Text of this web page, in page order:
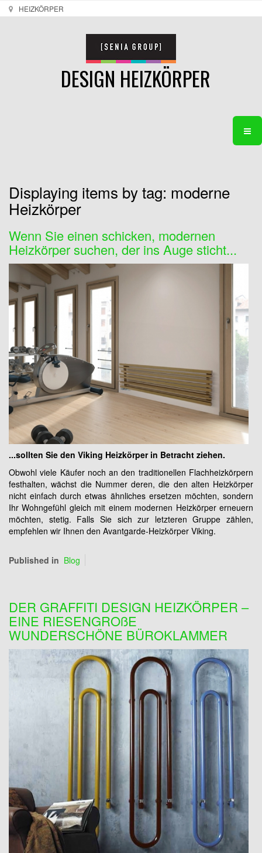
HEIZKÖRPER
DESIGN HEIZKÖRPER
Displaying items by tag: moderne
Heizkörper
Wenn Sie einen schicken, modernen
Heizkörper suchen, der ins Auge sticht...
...sollten Sie den Viking Heizkörper in Betracht ziehen.
Obwohl viele Käufer noch an den traditionellen Flachheizkörpern
festhalten, wächst die Nummer deren, die den alten Heizkörper
nicht einfach durch etwas ähnliches ersetzen möchten, sondern
Ihr Wohngefühl gleich mit einem modernen Heizkörper erneuern
möchten, stetig. Falls Sie sich zur letzteren Gruppe zählen,
empfehlen wir Ihnen den Avantgarde-Heizkörper Viking.
Published in Blog
DER GRAFFITI DESIGN HEIZKÖRPER –
EINE RIESENGROßE
WUNDERSCHÖNE BÜROKLAMMER